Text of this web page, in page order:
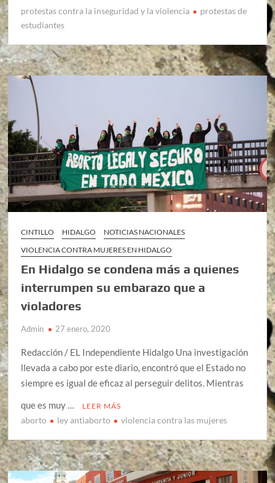
protestas contra la inseguridad y la violencia
protestas de
estudiantes
CINTILLO HIDALGO
NOTICIAS NACIONALES
VIOLENCIA CONTRA MUJERES EN HIDALGO
En Hidalgo se condena más a quienes
interrumpen su embarazo que a
violadores
Admin 27 enero, 2020
Redacción / EL Independiente Hidalgo Una investigación
llevada a cabo por este diario, encontró que el Estado no
siempre es igual de eficaz al perseguir delitos. Mientras
que es muy …
LEER MÁS
aborto ley antiaborto violencia contra las mujeres